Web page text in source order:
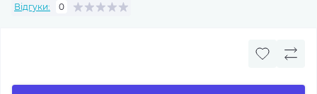
Відгуки: 0